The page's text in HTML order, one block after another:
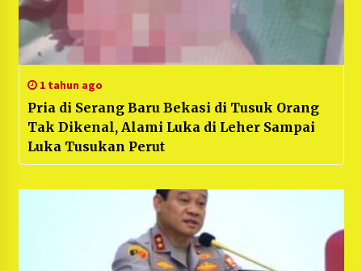
1 tahun ago
Pria di Serang Baru Bekasi di Tusuk Orang
Tak Dikenal, Alami Luka di Leher Sampai
Luka Tusukan Perut